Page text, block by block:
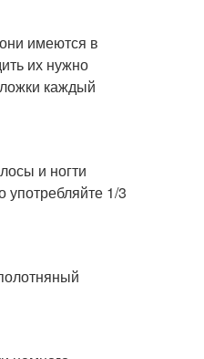
имеются в
их нужно
каждый
и ногти
употребляйте 1/3